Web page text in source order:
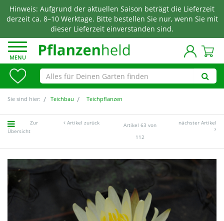
Hinweis: Aufgrund der aktuellen Saison beträgt die Lieferzeit
derzeit ca. 8–10 Werktage. Bitte bestellen Sie nur, wenn Sie mit
dieser Lieferzeit einverstanden sind.
MENU
Sie sind hier: Teichbau Teichpflanzen
Zur
Übersicht
Artikel zurück
Artikel 63 von
112
nächster Artikel